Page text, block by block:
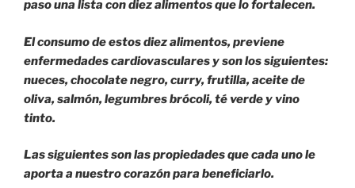
paso una lista con diez alimentos que lo fortalecen.
El consumo de estos diez alimentos, previene
enfermedades cardiovasculares y son los siguientes:
nueces, chocolate negro, curry, frutilla, aceite de
oliva, salmón, legumbres brócoli, té verde y vino
tinto.
Las siguientes son las propiedades que cada uno le
aporta a nuestro corazón para beneficiarlo.